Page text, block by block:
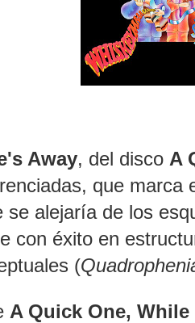
Away, del disco A
que marca
se alejaría de los
con éxito en
(
A Quick One, While